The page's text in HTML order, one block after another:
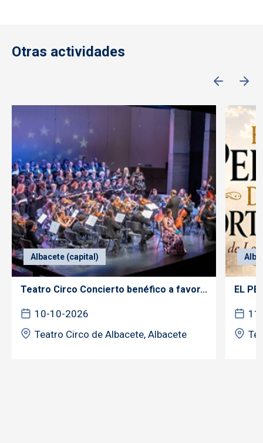
Otras actividades
Albacete (capital)
Teatro Circo Concierto benéfico a favor...
10-10-2026
Teatro Circo de Albacete, Albacete
EL